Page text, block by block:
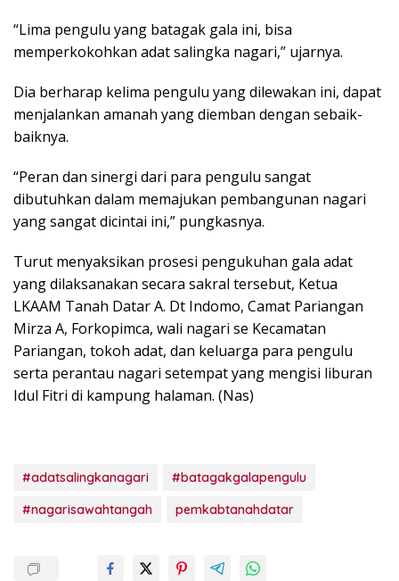
“Lima pengulu yang batagak gala ini, bisa
memperkokohkan adat salingka nagari,” ujarnya.
Dia berharap kelima pengulu yang dilewakan ini, dapat
menjalankan amanah yang diemban dengan sebaik-
baiknya.
“Peran dan sinergi dari para pengulu sangat
dibutuhkan dalam memajukan pembangunan nagari
yang sangat dicintai ini,” pungkasnya.
Turut menyaksikan prosesi pengukuhan gala adat
yang dilaksanakan secara sakral tersebut, Ketua
LKAAM Tanah Datar A. Dt Indomo, Camat Pariangan
Mirza A, Forkopimca, wali nagari se Kecamatan
Pariangan, tokoh adat, dan keluarga para pengulu
serta perantau nagari setempat yang mengisi liburan
Idul Fitri di kampung halaman. (Nas)
#adatsalingkanagari
#batagakgalapengulu
#nagarisawahtangah
pemkabtanahdatar